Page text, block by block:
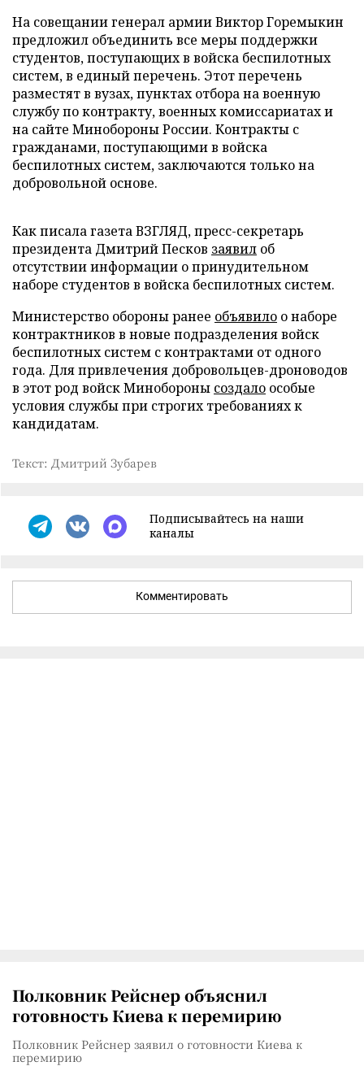
На совещании генерал армии Виктор Горемыкин
предложил объединить все меры поддержки
студентов, поступающих в войска беспилотных
систем, в единый перечень. Этот перечень
разместят в вузах, пунктах отбора на военную
службу по контракту, военных комиссариатах и
на сайте Минобороны России. Контракты с
гражданами, поступающими в войска
беспилотных систем, заключаются только на
добровольной основе.
Как писала газета ВЗГЛЯД, пресс-секретарь
президента Дмитрий Песков заявил об
отсутствии информации о принудительном
наборе студентов в войска беспилотных систем.
Министерство обороны ранее объявило о наборе
контрактников в новые подразделения войск
беспилотных систем с контрактами от одного
года. Для привлечения добровольцев-дроноводов
в этот род войск Минобороны создало особые
условия службы при строгих требованиях к
кандидатам.
Текст: Дмитрий Зубарев
Подписывайтесь на наши
каналы
Комментировать
Полковник Рейснер объяснил
готовность Киева к перемирию
Полковник Рейснер заявил о готовности Киева к
перемирию